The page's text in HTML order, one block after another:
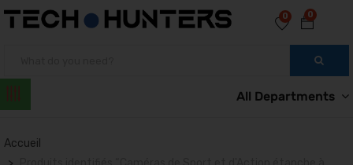
0
0
All Departments
Accueil